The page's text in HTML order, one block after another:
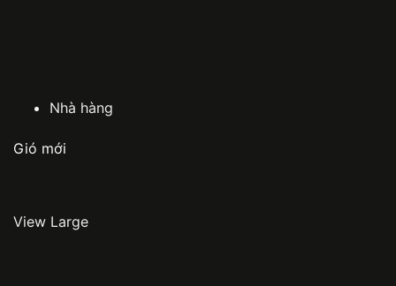
Nhà hàng
Gió mới
View Large